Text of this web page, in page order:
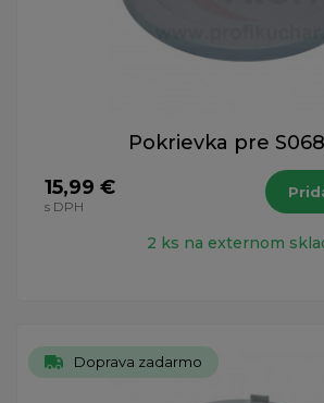
Pokrievka pre
15,99 €
s DPH
2 ks na externom
Doprava zadarmo